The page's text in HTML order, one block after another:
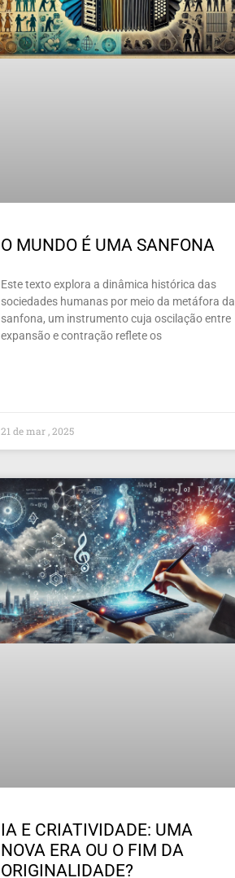
O MUNDO É UMA SANFONA
Este texto explora a dinâmica histórica das
sociedades humanas por meio da metáfora da
sanfona, um instrumento cuja oscilação entre
expansão e contração reflete os
21 de mar , 2025
IA E CRIATIVIDADE: UMA
NOVA ERA OU O FIM DA
ORIGINALIDADE?